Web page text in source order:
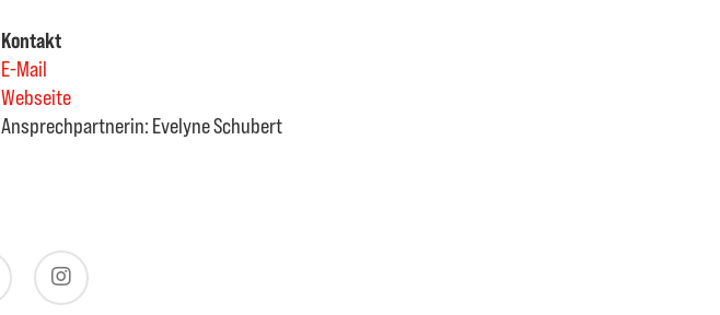
Kontakt
E-Mail
Webseite
Ansprechpartnerin: Evelyne Schubert
instagram